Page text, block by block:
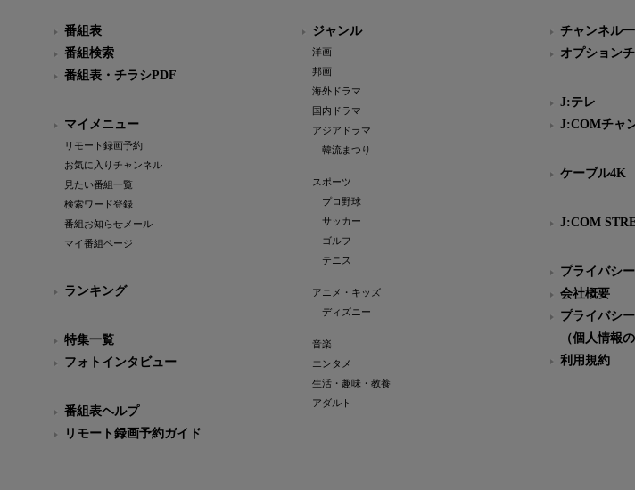
番組表
番組検索
番組表・チラシPDF
マイメニュー
リモート録画予約
お気に入りチャンネル
見たい番組一覧
検索ワード登録
番組お知らせメール
マイ番組ページ
ランキング
特集一覧
フォトインタビュー
番組表ヘルプ
リモート録画予約ガイド
ジャンル
洋画
邦画
海外ドラマ
国内ドラマ
アジアドラマ
韓流まつり
スポーツ
プロ野球
サッカー
ゴルフ
テニス
アニメ・キッズ
ディズニー
音楽
エンタメ
生活・趣味・教養
アダルト
チャンネル
オプション
J:テレ
J:COMチャ
ケーブル4K
J:COM
プライバシ
会社概要
プライバシ
（個人情報
利用規約